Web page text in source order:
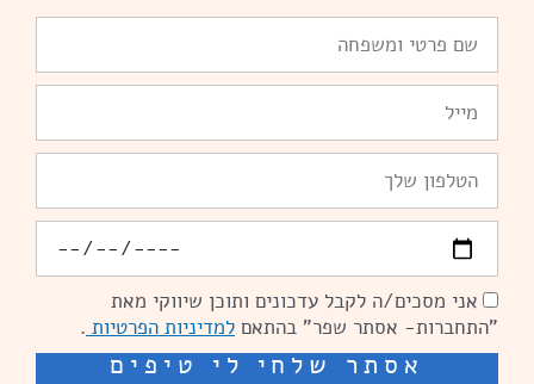
פרטי
ומשפחה
הסכמהאני מסכים/ה לקבל עדכונים ותוכן שיווקי מאת
"התחברות- אסתר שפר" בהתאם למדיניות הפרטיות .
אסתר שלחי לי טיפים